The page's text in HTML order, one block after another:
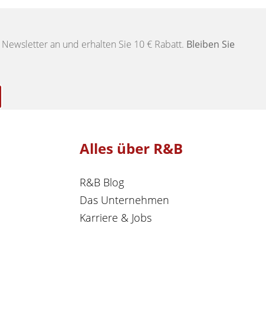
an und erhalten Sie 10 € Rabatt. Bleiben Sie
Alles über R&B
R&B Blog
Das Unternehmen
Karriere & Jobs